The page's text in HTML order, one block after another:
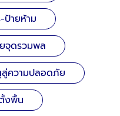
ป้ายห้าม
จุดรวมพล
ความปลอดภัย
งพื้น